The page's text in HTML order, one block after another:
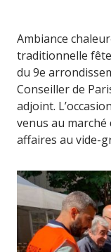
Ambiance
traditionnelle
du 9e
Conseiller de
adjoint.
venus au
affaires au vide-